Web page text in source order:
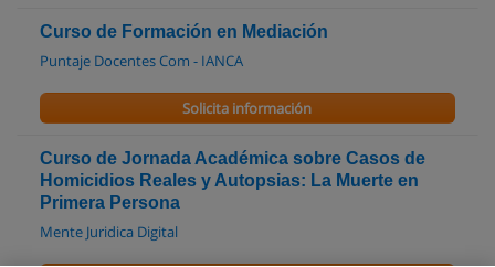
Curso de Formación en Mediación
Puntaje Docentes Com - IANCA
Solicita información
Curso de Jornada Académica sobre Casos de
Homicidios Reales y Autopsias: La Muerte en
Primera Persona
Mente Juridica Digital